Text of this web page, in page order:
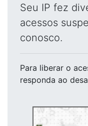
Seu IP fez
acessos
conosco.
Para liberar o
responda ao